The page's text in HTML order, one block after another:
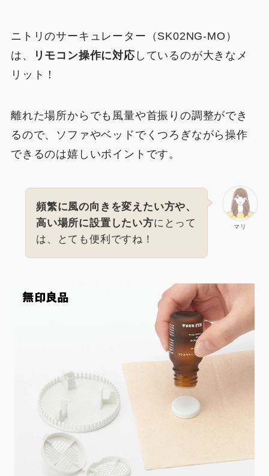
ニトリのサーキュレーター（SK02NG-MO）
は、
リモコン操作に対応しているのが大きなメ
リット！
離れた場所からでも風量や首振りの調整ができ
るので、ソファやベッドでくつろぎながら操作
できるのは嬉しいポイントです。
マリ
頻繁に風の向きを変えたい方や、
高い場所に設置したい方にとって
は、とても便利ですね！